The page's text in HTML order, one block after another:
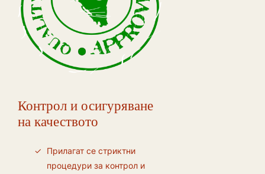
Контрол и осигуряване
на качеството
Прилагат се стриктни
процедури за контрол и